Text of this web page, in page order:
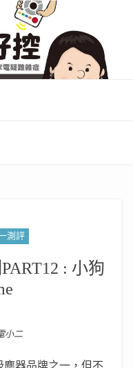
己的家電
測評
: 小狗
小二